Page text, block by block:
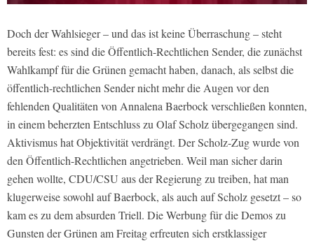
Doch der Wahlsieger – und das ist keine Überraschung – steht
bereits fest: es sind die Öffentlich-Rechtlichen Sender, die zunächst
Wahlkampf für die Grünen gemacht haben, danach, als selbst die
öffentlich-rechtlichen Sender nicht mehr die Augen vor den
fehlenden Qualitäten von Annalena Baerbock verschließen konnten,
in einem beherzten Entschluss zu Olaf Scholz übergegangen sind.
Aktivismus hat Objektivität verdrängt. Der Scholz-Zug wurde von
den Öffentlich-Rechtlichen angetrieben. Weil man sicher darin
gehen wollte, CDU/CSU aus der Regierung zu treiben, hat man
klugerweise sowohl auf Baerbock, als auch auf Scholz gesetzt – so
kam es zu dem absurden Triell. Die Werbung für die Demos zu
Gunsten der Grünen am Freitag erfreuten sich erstklassiger